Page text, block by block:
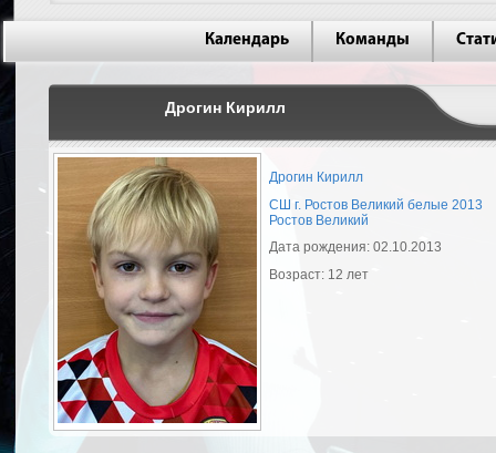
Календарь Команды
Дрогин Кирилл
Дрогин Кирилл
СШ г. Ростов Великий белые 2013
Ростов Великий
Дата рождения: 02.10.2013
Возраст: 12 лет